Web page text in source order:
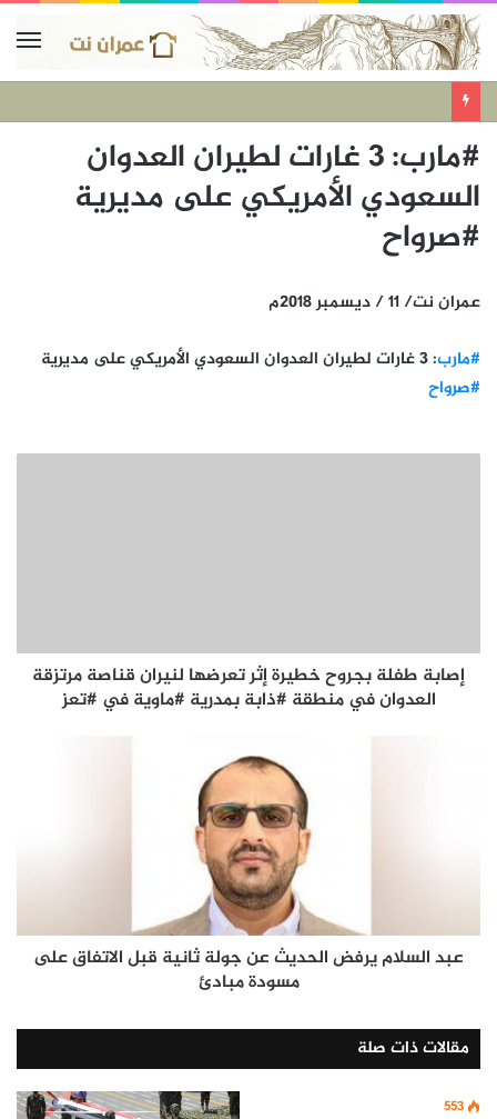
#مارب: 3 غارات لطيران العدوان
السعودي الأمريكي على مديرية
#صرواح
عمران نت/ 11 / ديسمبر 2018م
#مارب: 3 غارات لطيران العدوان السعودي الأمريكي على مديرية
#صرواح
إصابة طفلة بجروح خطيرة إثر تعرضها لنيران قناصة مرتزقة
العدوان في منطقة #ذابة بمدرية #ماوية في #تعز
عبد السلام يرفض الحديث عن جولة ثانية قبل الاتفاق على
مسودة مبادئ
مقالات ذات صلة
553